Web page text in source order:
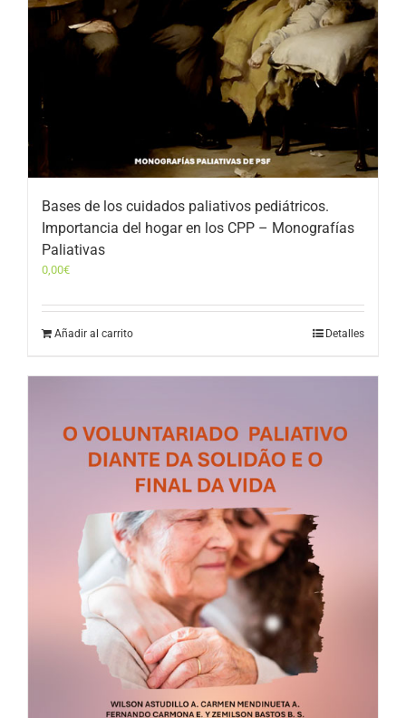
Bases de los cuidados paliativos pediátricos.
Importancia del hogar en los CPP – Monografías
Paliativas
0,00€
Añadir al carrito Detalles